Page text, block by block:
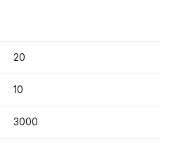
20
10
3000